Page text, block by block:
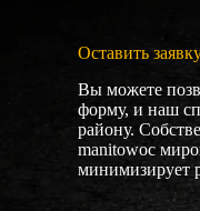
Оставить
Вы можете
форму, и наш
району.
manitowoc
минимизирует